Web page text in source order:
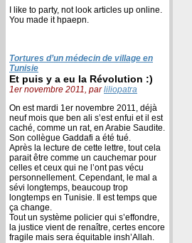
I like to party, not look articles up online.
You made it hpaepn.
Tortures d’un médecin de village en
Tunisie
Et puis y a eu la Révolution :)
1er novembre 2011, parliliopatra
On est mardi 1er novembre 2011, déjà
neuf mois que ben ali s’est enfui et il est
caché, comme un rat, en Arabie Saudite.
Son collègue Gaddafi a été tué.
Après la lecture de cette lettre, tout cela
parait être comme un cauchemar pour
celles et ceux qui ne l’ont pas vécu
personnellement. Cependant, le mal a
sévi longtemps, beaucoup trop
longtemps en Tunisie. Il est temps que
ça change.
Tout un système policier qui s’effondre,
la justice vient de renaître, certes encore
fragile mais sera équitable insh’Allah.